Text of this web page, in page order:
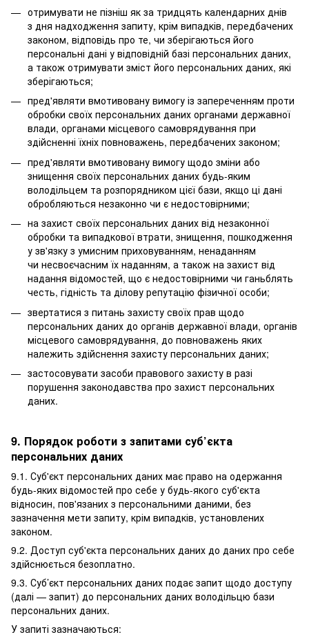
отримувати не пізніш як за тридцять календарних днів
з дня надходження запиту, крім випадків, передбачених
законом, відповідь про те, чи зберігаються його
персональні дані у відповідній базі персональних даних,
а також отримувати зміст його персональних даних, які
зберігаються;
пред'являти вмотивовану вимогу із запереченням проти
обробки своїх персональних даних органами державної
влади, органами місцевого самоврядування при
здійсненні їхніх повноважень, передбачених законом;
пред'являти вмотивовану вимогу щодо зміни або
знищення своїх персональних даних будь-яким
володільцем та розпорядником цієї бази, якщо ці дані
обробляються незаконно чи є недостовірними;
на захист своїх персональних даних від незаконної
обробки та випадкової втрати, знищення, пошкодження
у зв'язку з умисним приховуванням, ненаданням
чи несвоєчасним їх наданням, а також на захист від
надання відомостей, що є недостовірними чи ганьблять
честь, гідність та ділову репутацію фізичної особи;
звертатися з питань захисту своїх прав щодо
персональних даних до органів державної влади, органів
місцевого самоврядування, до повноважень яких
належить здійснення захисту персональних даних;
застосовувати засоби правового захисту в разі
порушення законодавства про захист персональних
даних.
9. Порядок роботи з запитами суб’єкта
персональних даних
9.1. Суб'єкт персональних даних має право на одержання
будь-яких відомостей про себе у будь-якого суб'єкта
відносин, пов'язаних з персональними даними, без
зазначення мети запиту, крім випадків, установлених
законом.
9.2. Доступ суб'єкта персональних даних до даних про себе
здійснюється безоплатно.
9.3. Суб’єкт персональних даних подає запит щодо доступу
(далі — запит) до персональних даних володільцю бази
персональних даних.
У запиті зазначаються: